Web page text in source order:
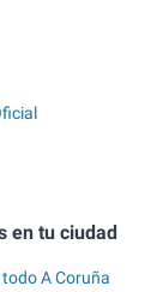
en tu ciudad
A Coruña